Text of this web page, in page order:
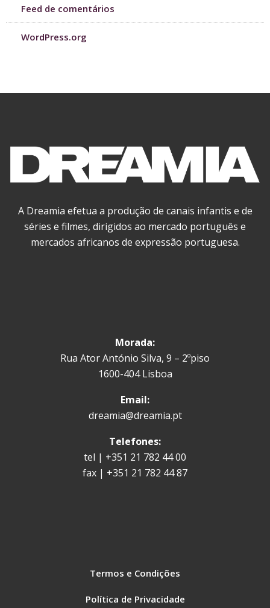
Feed de comentários
WordPress.org
A Dreamia efetua a produção de canais infantis e de
séries e filmes, dirigidos ao mercado português e
mercados africanos de expressão portuguesa.
Morada:
Rua Ator António Silva, 9 – 2ºpiso
1600-404 Lisboa
Email:
dreamia@dreamia.pt
Telefones:
tel | +351 21 782 44 00
fax | +351 21 782 44 87
Termos e Condições
Política de Privacidade